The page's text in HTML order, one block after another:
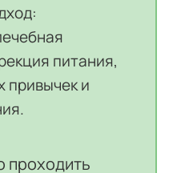
питания,
привычек и
проходить